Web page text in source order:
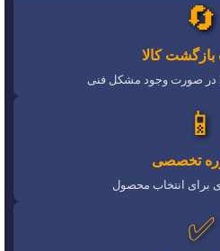
🔄
کالا
در صورت وجود مشکل فنی
📱
تخصصی
برای انتخاب محصول
✅